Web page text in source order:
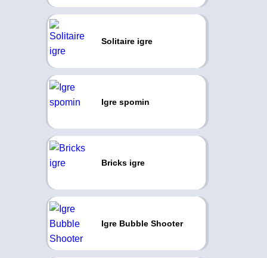
Solitaire igre
Igre spomin
Bricks igre
Igre Bubble Shooter